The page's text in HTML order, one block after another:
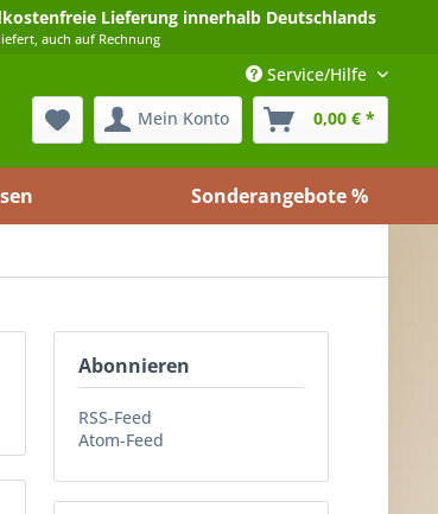
Lieferung innerhalb Deutschlands
auch auf Rechnung
Service/Hilfe
Mein Konto
0,00 € *
Sonderangebote %
Abonnieren
RSS-Feed
Atom-Feed